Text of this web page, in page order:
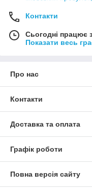
Контакти
Сьогодні працює
Показати весь
Про нас
Контакти
Доставка та оплата
Графік роботи
Повна версія сайту